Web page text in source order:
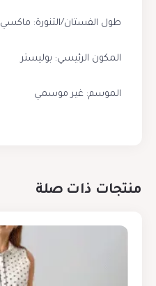
طول الفستان/التنورة: ماكسي
المكون الرئيسي: بوليستر
الموسم: غير موسمي
منتجات ذات صلة